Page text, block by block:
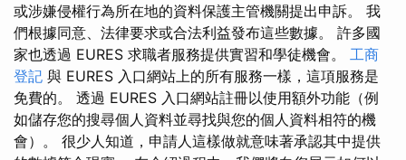
或涉嫌侵權行為所在地的資料保護主管機關提出申訴。 我
們根據同意、法律要求或合法利益發布這些數據。 許多國
家也透過 EURES 求職者服務提供實習和學徒機會。 工商
登記 與 EURES 入口網站上的所有服務一樣，這項服務是
免費的。 透過 EURES 入口網站註冊以使用額外功能（例
如儲存您的搜尋個人資料並尋找與您的個人資料相符的機
會）。 很少人知道，申請人這樣做就意味著承認其中提供